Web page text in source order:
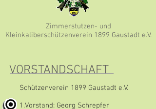
Zimmerstutzen- und
Kleinkaliberschützenverein 1899 Gaustadt e.V.
VORSTANDSCHAFT
Schützenverein 1899 Gaustadt e.V.
1.Vorstand: Georg Schrepfer